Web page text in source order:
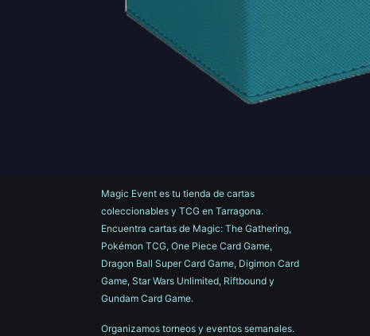
Magic Event es tu tienda de cartas
coleccionables y TCG en Tarragona.
Encuentra cartas de Magic: The Gathering,
Pokémon TCG, One Piece Card Game,
Dragon Ball Super Card Game, Digimon Card
Game, Star Wars Unlimited, Riftbound y
Gundam Card Game.
Organizamos torneos y eventos semanales.